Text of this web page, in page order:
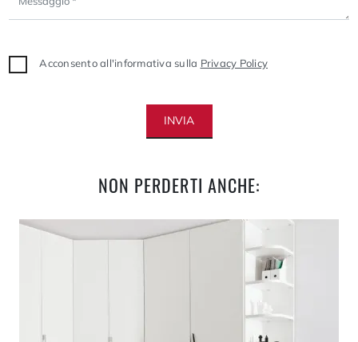
Acconsento all'informativa sulla Privacy Policy
INVIA
NON PERDERTI ANCHE: